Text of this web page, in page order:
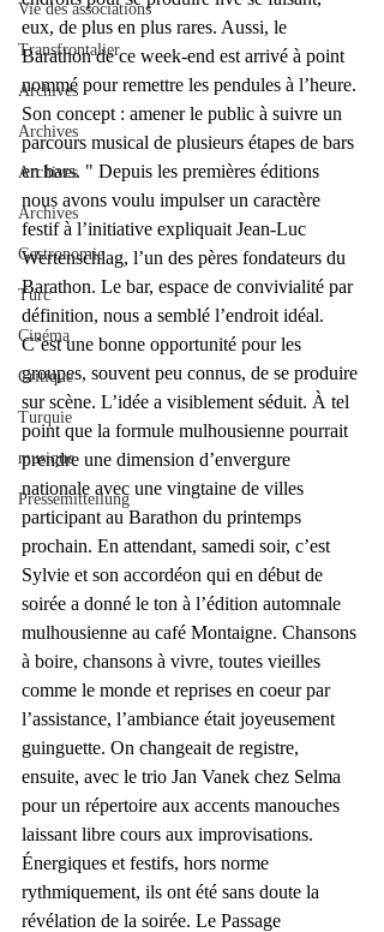
Vie des associations
Transfrontalier
Archives
Archives
Archives
Archives
Gastronomie
Turc
Cinéma
Critique
Turquie
musique
Pressemitteilung
eux, de plus en plus rares. Aussi, le
Barathon de ce week-end est arrivé à point
nommé pour remettre les pendules à l’heure.
Son concept : amener le public à suivre un
parcours musical de plusieurs étapes de bars
en bars. " Depuis les premières éditions
nous avons voulu impulser un caractère
festif à l’initiative expliquait Jean-Luc
Wertenschlag, l’un des pères fondateurs du
Barathon. Le bar, espace de convivialité par
définition, nous a semblé l’endroit idéal.
C’est une bonne opportunité pour les
groupes, souvent peu connus, de se produire
sur scène. L’idée a visiblement séduit. À tel
point que la formule mulhousienne pourrait
prendre une dimension d’envergure
nationale avec une vingtaine de villes
participant au Barathon du printemps
prochain. En attendant, samedi soir, c’est
Sylvie et son accordéon qui en début de
soirée a donné le ton à l’édition automnale
mulhousienne au café Montaigne. Chansons
à boire, chansons à vivre, toutes vieilles
comme le monde et reprises en coeur par
l’assistance, l’ambiance était joyeusement
guinguette. On changeait de registre,
ensuite, avec le trio Jan Vanek chez Selma
pour un répertoire aux accents manouches
laissant libre cours aux improvisations.
Énergiques et festifs, hors norme
rythmiquement, ils ont été sans doute la
révélation de la soirée. Le Passage